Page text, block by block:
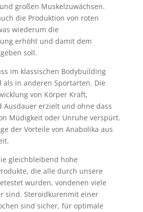
großen Muskelzuwächsen.
die Produktion von roten
wiederum die
erhöht und damit dem
soll.
im klassischen Bodybuilding
in anderen Sportarten. Die
von Körper Kraft,
Ausdauer erzielt und ohne dass
Müdigkeit oder Unruhe verspürt.
der Vorteile von Anabolika aus
gleichbleibend hohe
die alle durch unsere
wurden, vondenen viele
sind. Steroidkurenmit einer
sind sicher, für optimale